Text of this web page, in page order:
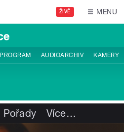
ŽIVĚ MENU
PROGRAM AUDIOARCHIV KAMERY
Pořady Více…